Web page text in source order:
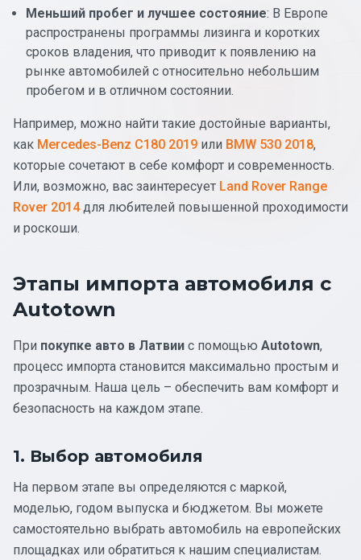
Меньший пробег и лучшее состояние: В Европе
распространены программы лизинга и коротких
сроков владения, что приводит к появлению на
рынке автомобилей с относительно небольшим
пробегом и в отличном состоянии.
Например, можно найти такие достойные варианты,
как Mercedes-Benz C180 2019 или BMW 530 2018,
которые сочетают в себе комфорт и современность.
Или, возможно, вас заинтересует Land Rover Range
Rover 2014для любителей повышенной проходимости
и роскоши.
Этапы импорта автомобиля с
Autotown
При покупке авто в Латвии с помощью Autotown,
процесс импорта становится максимально простым и
прозрачным. Наша цель – обеспечить вам комфорт и
безопасность на каждом этапе.
1. Выбор автомобиля
На первом этапе вы определяются с маркой,
моделью, годом выпуска и бюджетом. Вы можете
самостоятельно выбрать автомобиль на европейских
площадках или обратиться к нашим специалистам.